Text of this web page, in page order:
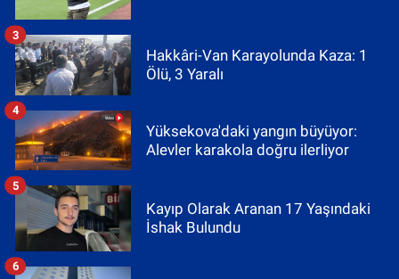
Hakkâri-Van Karayolunda Kaza: 1
Ölü, 3 Yaralı
3
Yüksekova'daki yangın büyüyor:
Alevler karakola doğru ilerliyor
4
Kayıp Olarak Aranan 17 Yaşındaki
İshak Bulundu
5
6